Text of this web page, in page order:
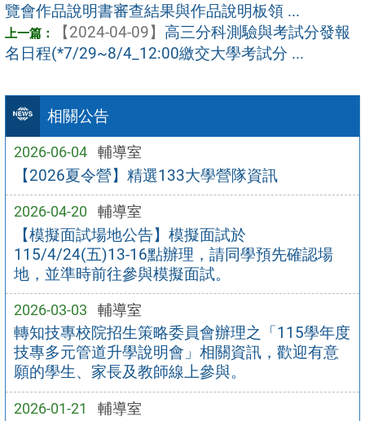
相關公告
2026-06-04 輔導室
【2026夏令營】精選133大學營隊資訊
2026-04-20 輔導室
【模擬面試場地公告】模擬面試於
115/4/24(五)13-16點辦理，請同學預先確認場
地，並準時前往參與模擬面試。
2026-03-03 輔導室
轉知技專校院招生策略委員會辦理之「115學年度
技專多元管道升學說明會」相關資訊，歡迎有意
願的學生、家長及教師線上參與。
2026-01-21 輔導室
覽會作品說明書審查結果與作品說明板領 ...
【2024-04-09】 高三分科測驗與考試分發報
名日程(*7/29~8/4_12:00繳交大學考試分 ...